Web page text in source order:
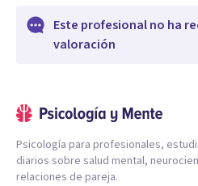
Este profesional no ha
valoración
Psicología para profesionales,
diarios sobre salud mental,
relaciones de pareja.